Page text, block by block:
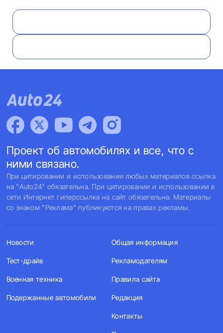
Проект об автомобилях и все, что с
ними связано.
При цитировании и использовании любых материалов ссылка
на "Auto24" обязательна. При цитировании и использовании в
сети Интернет гиперссылка на сайт обязательна. Материалы
со знаком "Реклама" публикуются на правах рекламы.
Новости
Тест-драйв
Военная техника
Подержанные автомобили
Общая информация
Рекламодателям
Правила сайта
Редакция
Контакты